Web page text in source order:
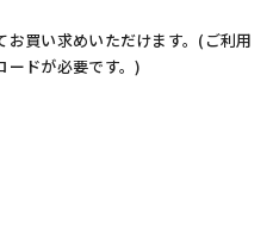
お買い求めいただけます。(ご利用
ードが必要です。)